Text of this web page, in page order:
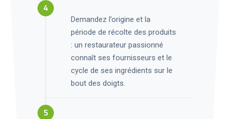
Demandez l’origine et la
période de récolte des produits
: un restaurateur passionné
connaît ses fournisseurs et le
cycle de ses ingrédients sur le
bout des doigts.